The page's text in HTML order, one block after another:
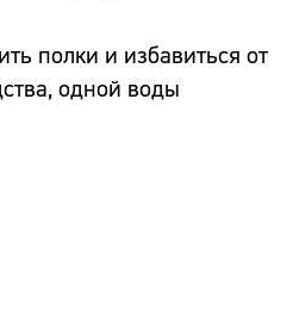
полки и избавиться от
одной воды